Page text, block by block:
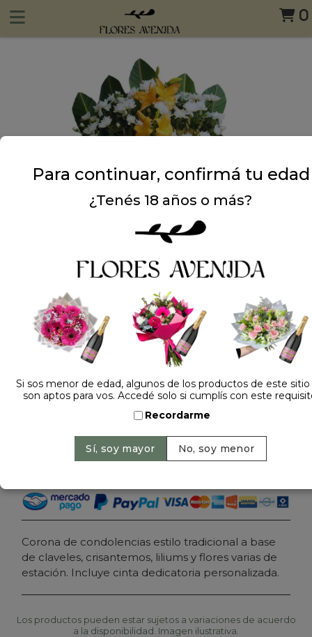
0
1 opinión +
Dejá tu opinión
CORONA FUNEBRE CLASICA PLUS
Precio: $ 185.000-Cantidad:
Corona de condolencias estilo tradicional a base
de claveles, crisantemos, liliums y flores varias de
estación. Incluye cinta dedicatoria personalizada.
Los productos pueden estar sujetos a variaciones de acuerdo
a la disponibilidad. Imagen ilustrativa.
Para continuar, confirmá tu edad
¿Tenés 18 años o más?
Si sos menor de edad, algunos de los productos de este
son aptos para vos. Accedé solo si cumplís con este
Recordarme